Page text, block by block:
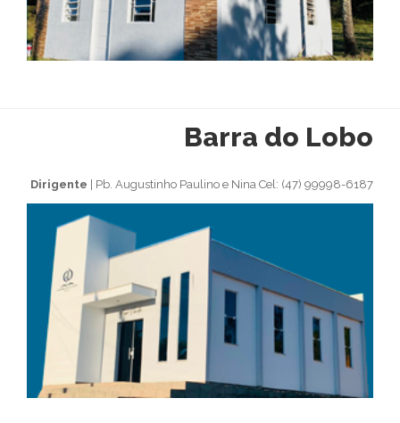
Barra do Lobo
Dirigente | Pb. Augustinho Paulino e Nina Cel: (47) 99998-6187